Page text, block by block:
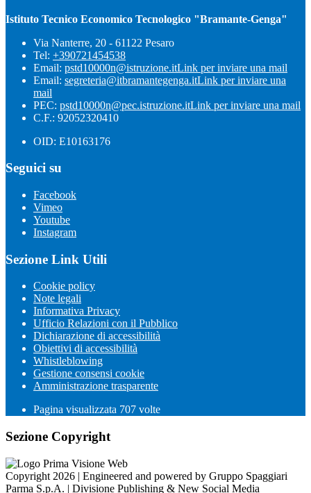
Istituto Tecnico Economico Tecnologico "Bramante-Genga"
Via Nanterre, 20 - 61122 Pesaro
Tel: +390721454538
Email: pstd10000n@istruzione.itLink per inviare una mail
Email: segreteria@itbramantegenga.itLink per inviare una
mail
PEC: pstd10000n@pec.istruzione.itLink per inviare una mail
C.F.: 92052320410
OID: E10163176
Seguici su
Facebook
Vimeo
Youtube
Instagram
Sezione Link Utili
Cookie policy
Note legali
Informativa Privacy
Ufficio Relazioni con il Pubblico
Dichiarazione di accessibilità
Obiettivi di accessibilità
Whistleblowing
Gestione consensi cookie
Amministrazione trasparente
Pagina visualizzata 707 volte
Sezione Copyright
Copyright 2026 | Engineered and powered by Gruppo Spaggiari
Parma S.p.A. | Divisione Publishing & New Social Media